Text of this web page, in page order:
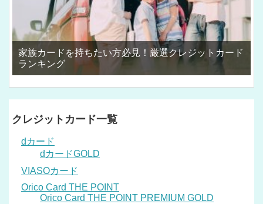
家族カードを持ちたい方必見！厳選クレジットカード
ランキング
クレジットカード一覧
dカード
dカードGOLD
VIASOカード
Orico Card THE POINT
Orico Card THE POINT PREMIUM GOLD